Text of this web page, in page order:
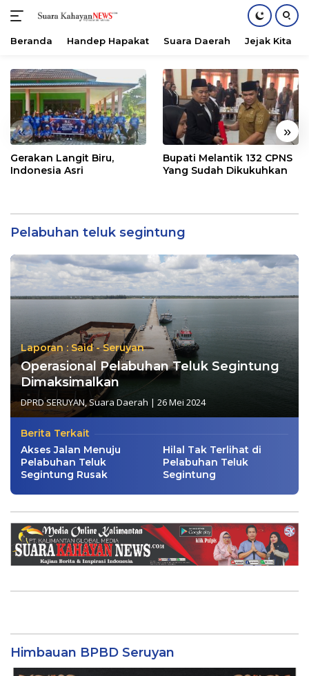
konten
Beranda Handep Hapakat Suara Daerah Jejak Kita
« »
Gerakan Langit Biru,
Indonesia Asri
Bupati Melantik 132 CPNS
Yang Sudah Dikukuhkan
Pelabuhan teluk segintung
Laporan : Said - Seruyan
Operasional Pelabuhan Teluk Segintung
Dimaksimalkan
DPRD SERUYAN,Suara Daerah | 26 Mei 2024
Berita Terkait
Akses Jalan Menuju
Pelabuhan Teluk
Segintung Rusak
Hilal Tak Terlihat di
Pelabuhan Teluk
Segintung
Himbauan BPBD Seruyan